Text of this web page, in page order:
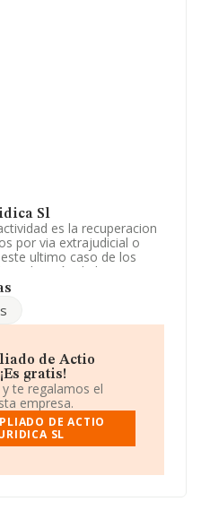
Sl
es la recuperacion
por via extrajudicial o
ultimo caso de los
de bienes
de terceros, cons. La
corresponde a 6910 con
La sociedad no tiene
S.L
en Calle Gran Via
30 Piso 5 Dr, (30005),
de los datos de
6.290 millones de euros y
de Actio
gratis!
te regalamos el
empresa.
DE ACTIO
SL